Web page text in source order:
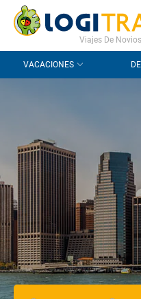
CONTACTO PREGUNTAS
Viajes De
VACACIONES